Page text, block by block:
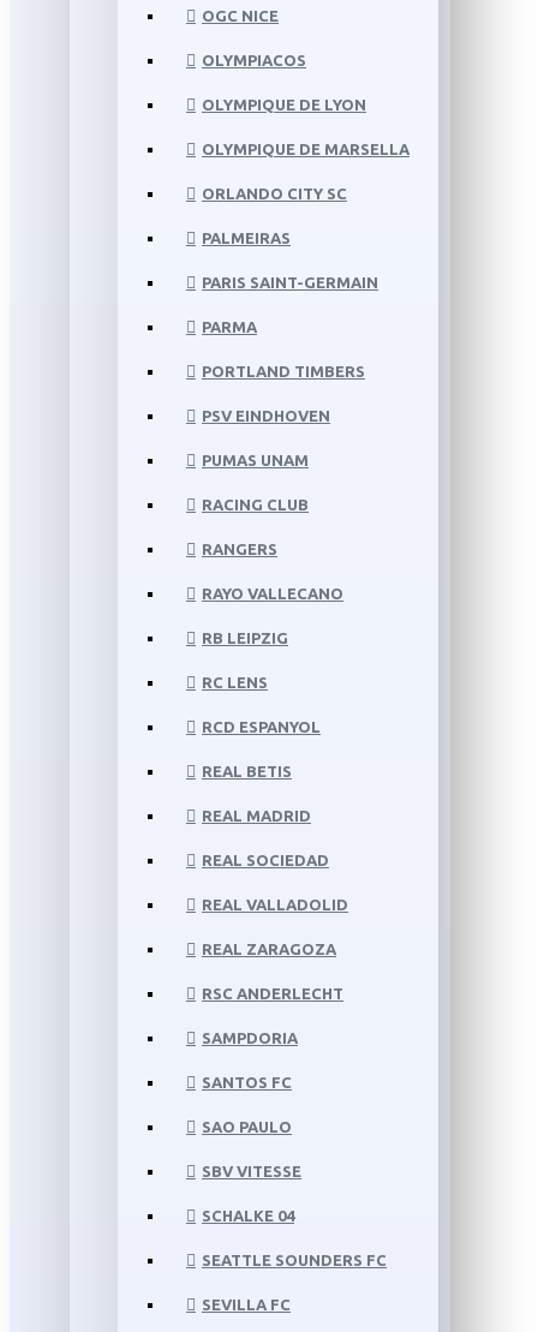
OGC NICE
OLYMPIACOS
OLYMPIQUE DE LYON
OLYMPIQUE DE MARSELLA
ORLANDO CITY SC
PALMEIRAS
PARIS SAINT-GERMAIN
PARMA
PORTLAND TIMBERS
PSV EINDHOVEN
PUMAS UNAM
RACING CLUB
RANGERS
RAYO VALLECANO
RB LEIPZIG
RC LENS
RCD ESPANYOL
REAL BETIS
REAL MADRID
REAL SOCIEDAD
REAL VALLADOLID
REAL ZARAGOZA
RSC ANDERLECHT
SAMPDORIA
SANTOS FC
SAO PAULO
SBV VITESSE
SCHALKE 04
SEATTLE SOUNDERS FC
SEVILLA FC